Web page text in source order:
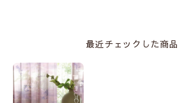
最近チェックした商品